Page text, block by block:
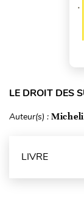
LE DROIT DES
Auteur(s) :
LIVRE